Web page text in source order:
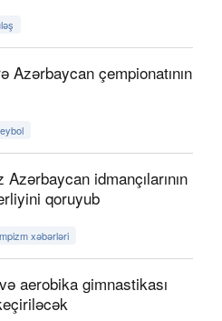
Azərbaycan çempionatının
idmançılarının
qoruyub
xəbərləri
aerobika gimnastikası